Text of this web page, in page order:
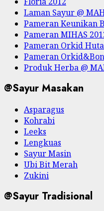
Laman Sayur @
Pameran Keunikan
Pameran MIHAS
Pameran Orkid
Pameran
Produk Herba @
@Sayur Masakan
Asparagus
Kohrabi
Leeks
Lengkuas
Sayur Masin
Ubi Bit Merah
Zukini
@Sayur Tradisional